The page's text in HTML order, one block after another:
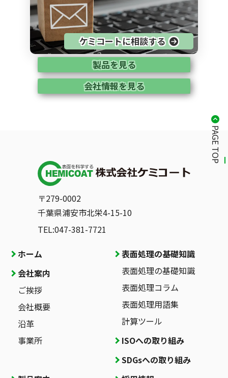
ケミコートに相談する
製品を見る
会社情報を見る
〒279-0002
千葉県浦安市北栄4-15-10
TEL:047-381-7721
ホーム
会社案内
ご挨拶
会社概要
沿革
事業所
表面処理の基礎知識
表面処理の基礎知識
表面処理コラム
表面処理用語集
計算ツール
ISOへの取り組み
SDGsへの取り組み
PAGE TOP